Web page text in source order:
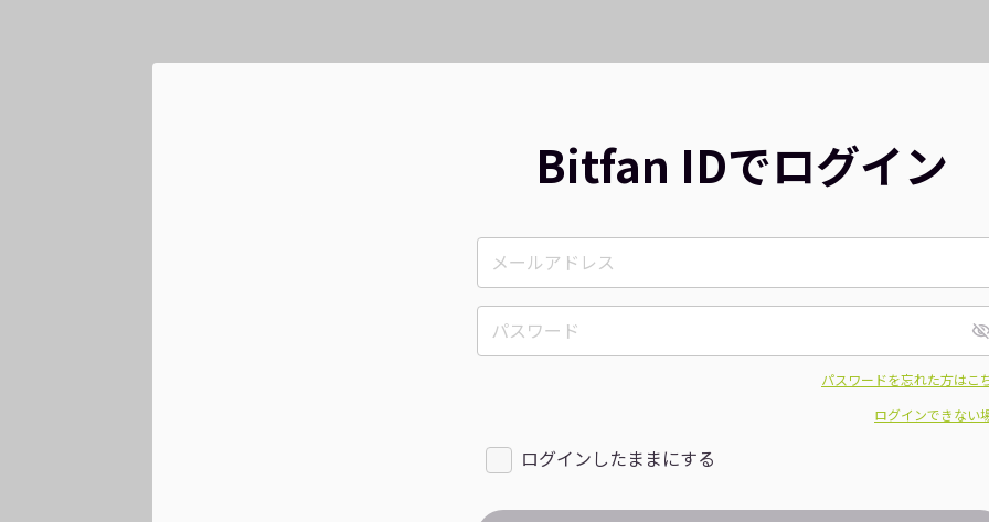
Bitfan IDでログイン
パスワードを忘れた方はこ
ログインできない
ログインしたままにする